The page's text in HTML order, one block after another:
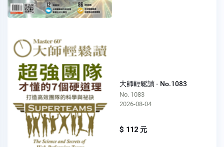
大師輕鬆讀 - No.1083
No. 1083
2026-08-04
$ 112 元